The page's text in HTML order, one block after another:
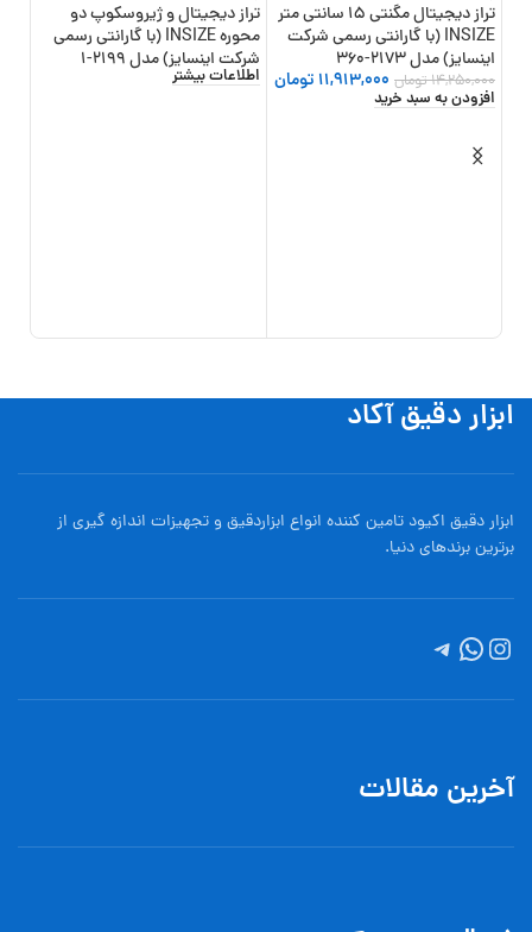
-16%
تراز دیجیتال مگنتی 15 سانتی متر
INSIZE (با گارانتی رسمی شرکت
اینسایز) مدل 2173-360
14,250,000تومان 11,913,000 تومان
افزودن به سبد خرید
تراز دیجیتال و ژیروسکوپ دو
محوره INSIZE (با گارانتی رسمی
شرکت اینسایز) مدل 2199-1
اطلاعات بیشتر
ابزار دقیق آکاد
ابزار دقیق اکیود تامین کننده انواع ابزاردقيق و تجهيزات اندازه گیری از
برترین برندهای دنیا.
آخرین مقالات